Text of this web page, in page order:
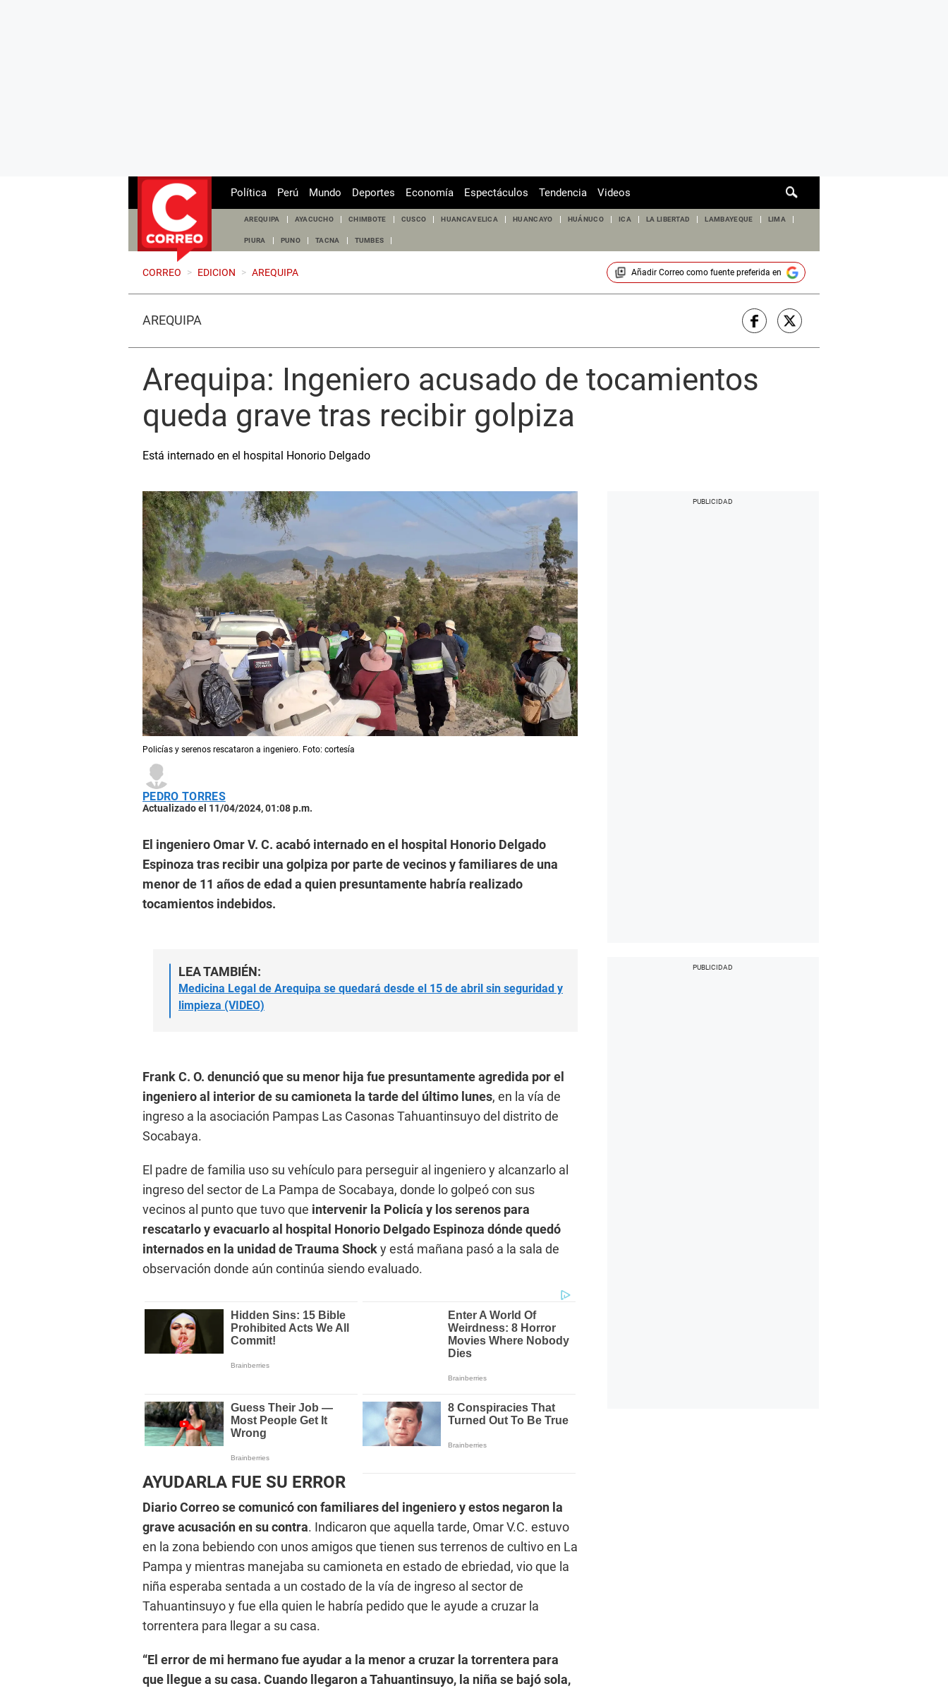
de
Política Perú Mundo Deportes Economía Espectáculos Tendencia Videos
AREQUIPA AYACUCHO CHIMBOTE CUSCO HUANCAVELICA HUANCAYO HUÁNUCO ICA LA LIBERTAD LAMBAYEQUE LIMA
PIURA PUNO TACNA TUMBES
CORREO > EDICION > AREQUIPA Añadir Correocomo fuente preferida en
AREQUIPA
Arequipa: Ingeniero acusado de tocamientos
queda grave tras recibir golpiza
Está internado en el hospital Honorio Delgado
Policías y serenos rescataron a ingeniero. Foto: cortesía
PEDRO TORRES
Actualizado el 11/04/2024, 01:08 p.m.
El ingeniero Omar V. C. acabó internado en el hospital Honorio Delgado
Espinoza tras recibir una golpiza por parte de vecinos y familiares de una
menor de 11 años de edad a quien presuntamente habría realizado
tocamientos indebidos.
LEA TAMBIÉN:
Medicina Legal de Arequipa se quedará desde el 15 de abril sin seguridad y
limpieza (VIDEO)
Frank C. O. denunció que su menor hija fue presuntamente agredida por el
ingeniero al interior de su camioneta la tarde del último lunes, en la vía de
ingreso a la asociación Pampas Las Casonas Tahuantinsuyo del distrito de
Socabaya.
El padre de familia uso su vehículo para perseguir al ingeniero y alcanzarlo al
ingreso del sector de La Pampa de Socabaya, donde lo golpeó con sus
vecinos al punto que tuvo que intervenir la Policía y los serenos para
rescatarloy evacuarlo al hospital Honorio Delgado Espinoza dónde quedó
internados en la unidad de Trauma Shocky está mañana pasó a la sala de
observación donde aún continúa siendo evaluado.
AYUDARLA FUE SU ERROR
Diario Correo se comunicó con familiares del ingeniero y estos negaron la
grave acusación en su contra. Indicaron que aquella tarde, Omar V.C. estuvo
en la zona bebiendo con unos amigos que tienen sus terrenos de cultivo en La
Pampa y mientras manejaba su camioneta en estado de ebriedad, vio que la
niña esperaba sentada a un costado de la vía de ingreso al sector de
Tahuantinsuyo y fue ella quien le habría pedido que le ayude a cruzar la
torrentera para llegar a su casa.
“El error de mi hermano fue ayudar a la menor a cruzar la torrentera para
que llegue a su casa. Cuando llegaron a Tahuantinsuyo, la niña se bajó sola,